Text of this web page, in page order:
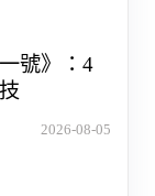
號》：4
2026-08-05